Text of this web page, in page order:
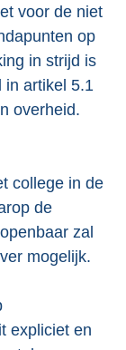
voor de niet
op
in strijd is
in artikel 5.1
overheid.
college in de
de
zal
mogelijk.
expliciet en